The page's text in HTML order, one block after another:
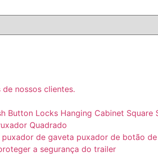
nossos clientes.
Button Locks Hanging Cabinet Square
Quadrado​​
de gaveta puxador de botão
a segurança do trailer